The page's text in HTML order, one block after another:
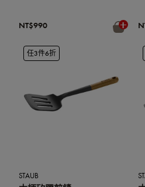
NT$990
任3件6折
STAUB